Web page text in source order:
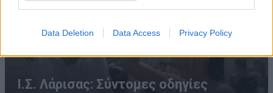
Data Deletion Data Access Privacy Policy
Ι.Σ. Λάρισας: Σύντομες οδηγίες